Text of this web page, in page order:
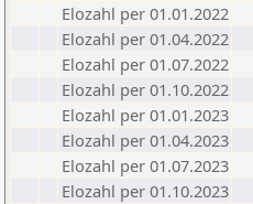
Elozahl per 01.01.2022
Elozahl per 01.04.2022
Elozahl per 01.07.2022
Elozahl per 01.10.2022
Elozahl per 01.01.2023
Elozahl per 01.04.2023
Elozahl per 01.07.2023
Elozahl per 01.10.2023